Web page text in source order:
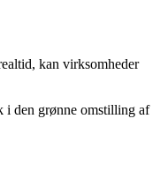
kan virksomheder
i den grønne omstilling af